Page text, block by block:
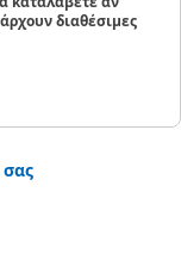
διαθέσιμες
σας